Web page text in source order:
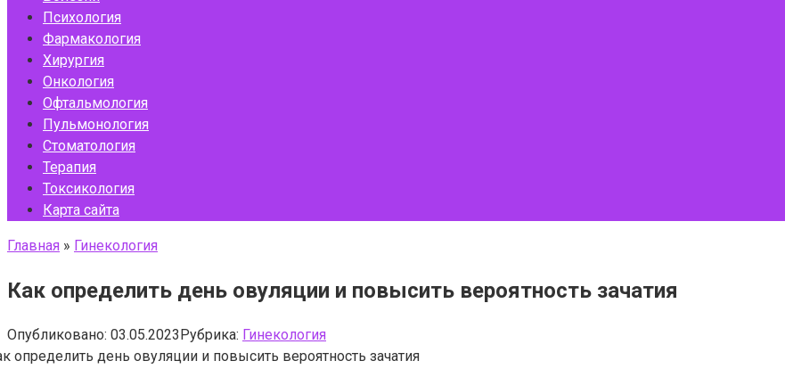
Психология
Фармакология
Хирургия
Онкология
Офтальмология
Пульмонология
Стоматология
Терапия
Токсикология
Карта сайта
Главная » Гинекология
Как определить день овуляции и повысить вероятность зачатия
Опубликовано: 03.05.2023Рубрика: Гинекология